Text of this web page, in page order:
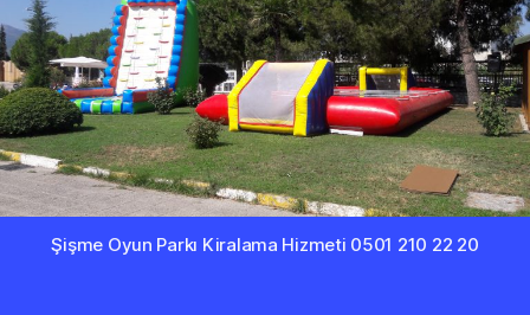
210
22
20
Şişme Oyun Parkı Kiralama Hizmeti 0501 210 22 20